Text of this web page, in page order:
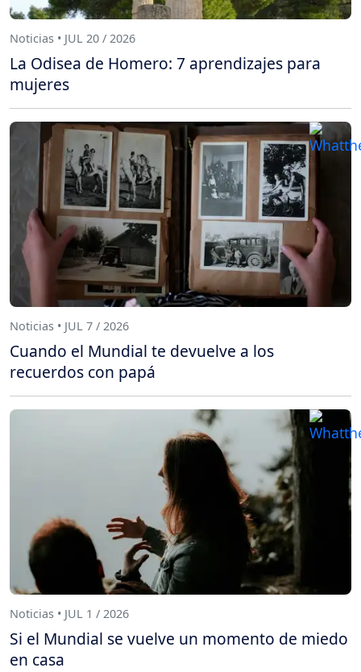
Noticias • JUL 20 / 2026
La Odisea de Homero: 7 aprendizajes para
mujeres
Noticias • JUL 7 / 2026
Cuando el Mundial te devuelve a los
recuerdos con papá
Noticias • JUL 1 / 2026
Si el Mundial se vuelve un momento de miedo
en casa